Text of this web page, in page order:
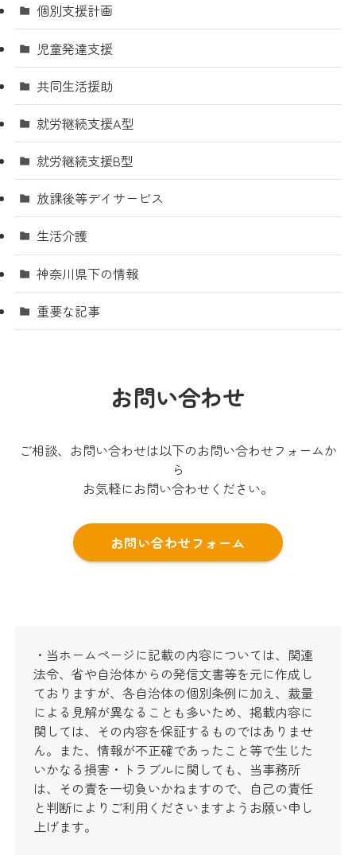
個別支援計画
児童発達支援
共同生活援助
就労継続支援A型
就労継続支援B型
放課後等デイサービス
生活介護
神奈川県下の情報
重要な記事
お問い合わせ
ご相談、お問い合わせは以下のお問い合わせフォームか
ら
お気軽にお問い合わせください。
お問い合わせフォーム
・当ホームページに記載の内容については、関連
法令、省や自治体からの発信文書等を元に作成し
ておりますが、各自治体の個別条例に加え、裁量
による見解が異なることも多いため、掲載内容に
関しては、その内容を保証するものではありませ
ん。また、情報が不正確であったこと等で生じた
いかなる損害・トラブルに関しても、当事務所
は、その責を一切負いかねますので、自己の責任
と判断によりご利用くださいますようお願い申し
上げます。